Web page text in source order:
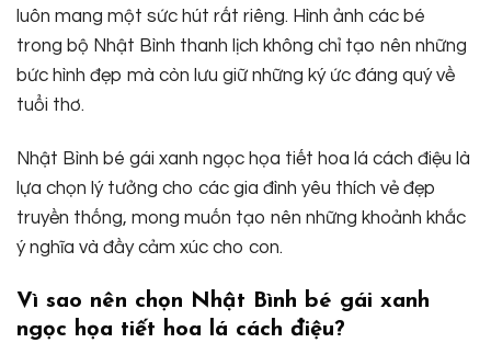
luôn mang một sức hút rất riêng. Hình ảnh các bé
trong bộ Nhật Bình thanh lịch không chỉ tạo nên những
bức hình đẹp mà còn lưu giữ những ký ức đáng quý về
tuổi thơ.
Nhật Bình bé gái xanh ngọc họa tiết hoa lá cách điệu là
lựa chọn lý tưởng cho các gia đình yêu thích vẻ đẹp
truyền thống, mong muốn tạo nên những khoảnh khắc
ý nghĩa và đầy cảm xúc cho con.
Vì sao nên chọn Nhật Bình bé gái xanh
ngọc họa tiết hoa lá cách điệu?